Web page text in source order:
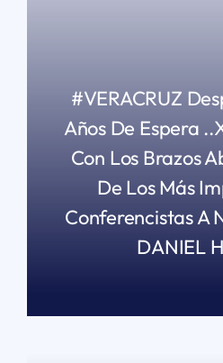
#VERACRUZ
Años De Espera
Con Los Brazos
De Los Más
Conferencistas A
DANIEL